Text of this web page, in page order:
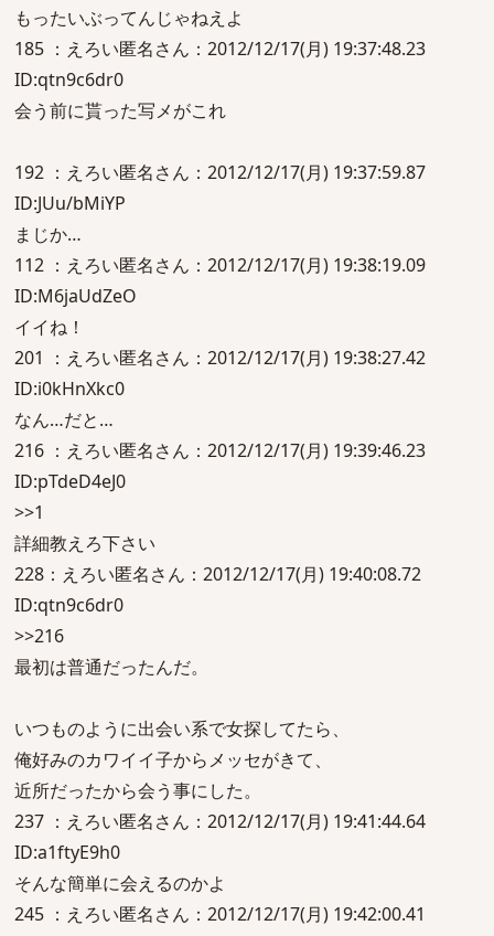
もったいぶってんじゃねえよ
185 ：えろい匿名さん：2012/12/17(月) 19:37:48.23
ID:qtn9c6dr0
会う前に貰った写メがこれ
192 ：えろい匿名さん：2012/12/17(月) 19:37:59.87
ID:JUu/bMiYP
まじか…
112 ：えろい匿名さん：2012/12/17(月) 19:38:19.09
ID:M6jaUdZeO
イイね！
201 ：えろい匿名さん：2012/12/17(月) 19:38:27.42
ID:i0kHnXkc0
なん…だと…
216 ：えろい匿名さん：2012/12/17(月) 19:39:46.23
ID:pTdeD4eJ0
>>1
詳細教えろ下さい
228：えろい匿名さん：2012/12/17(月) 19:40:08.72
ID:qtn9c6dr0
>>216
最初は普通だったんだ。
いつものように出会い系で女探してたら、
俺好みのカワイイ子からメッセがきて、
近所だったから会う事にした。
237 ：えろい匿名さん：2012/12/17(月) 19:41:44.64
ID:a1ftyE9h0
そんな簡単に会えるのかよ
245 ：えろい匿名さん：2012/12/17(月) 19:42:00.41